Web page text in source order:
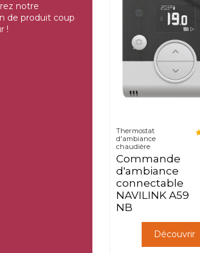
notre
de produit coup
!
Thermostat
d'ambiance
chaudière
Commande
d'ambiance
connectable
NAVILINK A59
NB
Découvrir